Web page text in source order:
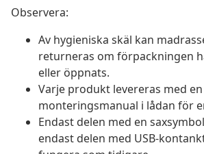
Observera:
Av hygieniska skäl kan
returneras om förpackningen
eller öppnats.
Varje produkt levereras med en
monteringsmanual i lådan för
Endast delen med en
endast delen med USB-